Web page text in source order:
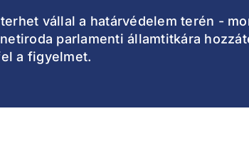
vállal a határvédelem terén -
parlamenti államtitkára
a figyelmet.